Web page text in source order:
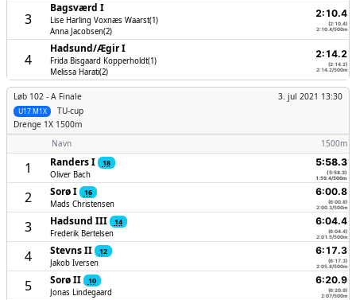
3
Bagsværd I
Lise Harling Voxnæs Waarst(1)
Anna Jacobsen(2)
2:10.4
(2:10.4)
2:10.4/500m
4
Hadsund/­Ægir I
Frida Bisgaard Kopperholdt(1)
Melissa Harati(2)
2:14.2
(2:14.2)
2:14.2/500m
Løb 102 - A Finale
TU-cup
3. jul 2021 13:30
U17 M1X
Drenge 1X 1500m
Navn
1500m
1 Randers I
18
Oliver Bach
5:58.3
(5:58.3)
1:59.4/500m
2 Sorø I
16
Mads Christensen
6:00.8
(6:00.8)
2:00.3/500m
3 Hadsund III
14
Frederik Bertelsen
6:04.4
(6:04.4)
2:01.5/500m
4 Stevns II
12
Jakob Iversen
6:17.3
(6:17.3)
2:05.8/500m
5 Sorø II
10
Jonas Lindegaard
6:20.9
(6:20.9)
2:07/500m